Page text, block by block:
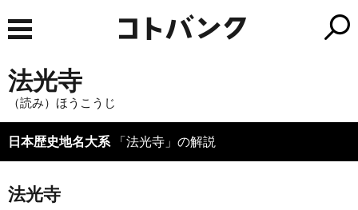
法光寺
（読み）ほうこうじ
日本歴史地名大系 「法光寺」の解説
法光寺